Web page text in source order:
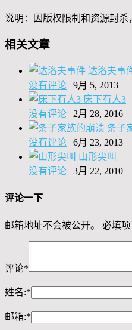
说明：因版权限制和资源封杀
相关文章
达洛夫事
没有评论 | 9月 5, 2013
床下有人3
没有评论 | 2月 28, 2016
条子
没有评论 | 6月 23, 2013
山形尖叫
没有评论 | 3月 22, 2010
评论一下
邮箱地址不会被公开。 必填项
评论*
姓名:*
邮箱:*